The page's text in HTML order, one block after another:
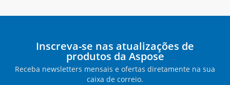
Inscreva-se nas atualizações de
produtos da Aspose
Receba newsletters mensais e ofertas diretamente na sua
caixa de correio.